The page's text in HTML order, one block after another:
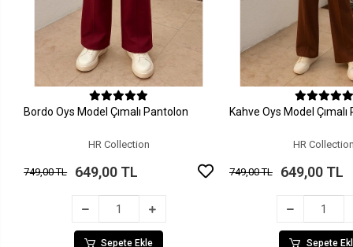
Sepete Ekle
Bordo Oys Model Çımalı Pantolon
HR Collection
749,00 TL 649,00 TL
Sepete Ekle
Sepete
Kahve Oys Model
HR
749,00 TL 649,00 TL
Sepete